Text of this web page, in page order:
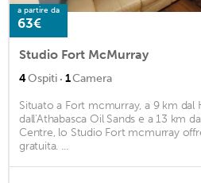
a partire da
63€
Studio Fort McMurray
4Ospiti · 1Camera
Situato a Fort mcmurray, a 9 km dal
dall'Athabasca Oil Sands e a 13 km
Centre, lo Studio Fort mcmurray
gratuita. ...